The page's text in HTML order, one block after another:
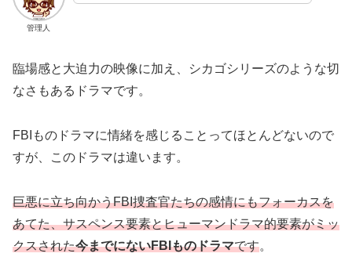
管理人
臨場感と大迫力の映像に加え、シカゴシリーズのような切
なさもあるドラマです。
FBIものドラマに情緒を感じることってほとんどないので
すが、このドラマは違います。
巨悪に立ち向かうFBI捜査官たちの感情にもフォーカスを
あてた、サスペンス要素とヒューマンドラマ的要素がミッ
クスされた今までにないFBIものドラマです。